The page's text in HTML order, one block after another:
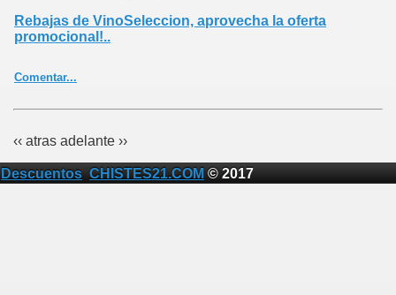
Rebajas de VinoSeleccion, aprovecha la oferta
promocional!..
Comentar...
‹‹ atras adelante ››
Descuentos CHISTES21.COM © 2017